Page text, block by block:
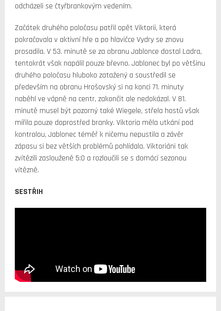
odcházeli se čtyřbrankovým vedením.
Začátek druhého poločasu patřil opět Viktorii, která
pokračovala v aktivní hře a po hlavičce Vydry se znovu
prosadila. V 53. minutě se za obranu Jablonce dostal Ladra,
tentokrát však napálil pouze břevno. Jablonec byl po většinu
druhého poločasu hluboko zatažený a soustředil se
především na obranu Hrošovský si na konci 71. minuty
naběhl ve vápně na centr, zakončit ale nedokázal. V 81.
minutě musel být pozorný také Wiegele, střela hostů však
mířila pouze doprostřed branky. Viktoria měla utkání pod
kontrolou, Jablonec téměř k ničemu nepustila a závěr
zápasu si bez větších problémů pohlídala. Viktoriáni tak
zvítězili zaslouženě 5:0 a rozloučili se s domácí sezonou
vítězně.
SESTŘIH